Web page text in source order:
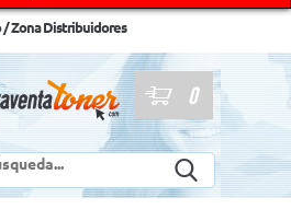
/ Zona Distribuidores
0